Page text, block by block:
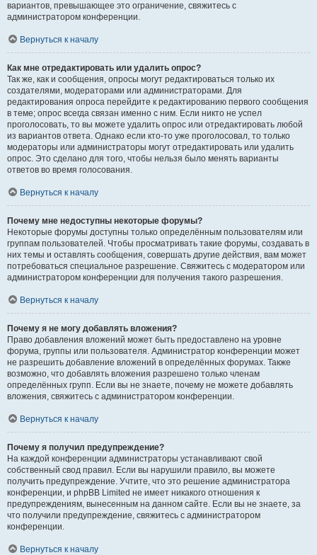
вариантов, превышающее это ограничение, свяжитесь с
администратором конференции.
Вернуться к началу
Как мне отредактировать или удалить опрос?
Так же, как и сообщения, опросы могут редактироваться только их
создателями, модераторами или администраторами. Для
редактирования опроса перейдите к редактированию первого сообщения
в теме; опрос всегда связан именно с ним. Если никто не успел
проголосовать, то вы можете удалить опрос или отредактировать любой
из вариантов ответа. Однако если кто-то уже проголосовал, то только
модераторы или администраторы могут отредактировать или удалить
опрос. Это сделано для того, чтобы нельзя было менять варианты
ответов во время голосования.
Вернуться к началу
Почему мне недоступны некоторые форумы?
Некоторые форумы доступны только определённым пользователям или
группам пользователей. Чтобы просматривать такие форумы, создавать в
них темы и оставлять сообщения, совершать другие действия, вам может
потребоваться специальное разрешение. Свяжитесь с модератором или
администратором конференции для получения такого разрешения.
Вернуться к началу
Почему я не могу добавлять вложения?
Право добавления вложений может быть предоставлено на уровне
форума, группы или пользователя. Администратор конференции может
не разрешить добавление вложений в определённых форумах. Также
возможно, что добавлять вложения разрешено только членам
определённых групп. Если вы не знаете, почему не можете добавлять
вложения, свяжитесь с администратором конференции.
Вернуться к началу
Почему я получил предупреждение?
На каждой конференции администраторы устанавливают свой
собственный свод правил. Если вы нарушили правило, вы можете
получить предупреждение. Учтите, что это решение администратора
конференции, и phpBB Limited не имеет никакого отношения к
предупреждениям, вынесенным на данном сайте. Если вы не знаете, за
что получили предупреждение, свяжитесь с администратором
конференции.
Вернуться к началу